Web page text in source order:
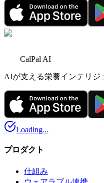
2026年3月3日•6 分で読める
CalPal AI
AIが支える栄養インテリジ
Loading...
プロダクト
仕組み